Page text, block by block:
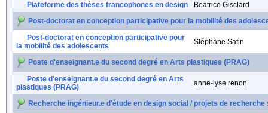
Plateforme des thèses francophones en design
Beatrice Gisclard
Post-doctorat en conception participative pour la mobilité des
Post-doctorat en conception participative pour
la mobilité des adolescents
Stéphane Safin
Poste d'enseignant.e du second degré en Arts plastiques (PRAG)
Poste d'enseignant.e du second degré en Arts
plastiques (PRAG)
anne-lyse renon
Recherche ingénieur.e d'étude en design social / projets de recherche